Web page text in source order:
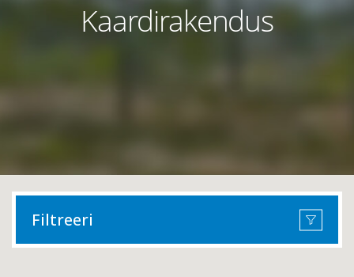
Kaardirakendus
Filtreeri